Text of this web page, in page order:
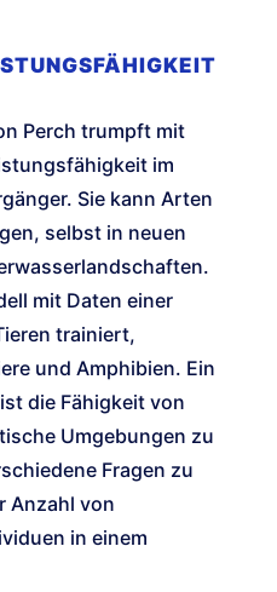
Perch trumpft mit
im
Sie kann Arten
selbst in neuen
mit Daten einer
trainiert,
und Amphibien. Ein
die Fähigkeit von
Umgebungen zu
Fragen zu
Anzahl von
in einem